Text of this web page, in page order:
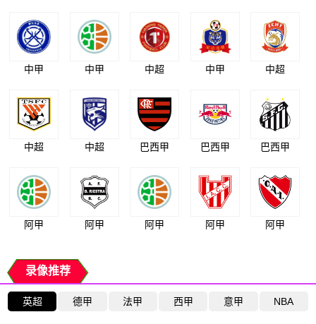
中甲 中甲 中超 中甲 中超
中超 中超 巴西甲 巴西甲 巴西甲
阿甲 阿甲 阿甲 阿甲 阿甲
录像推荐
英超 德甲 法甲 西甲 意甲 NBA